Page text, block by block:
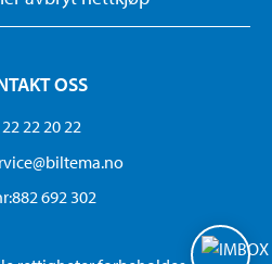
OSS
22 20 22
692 302